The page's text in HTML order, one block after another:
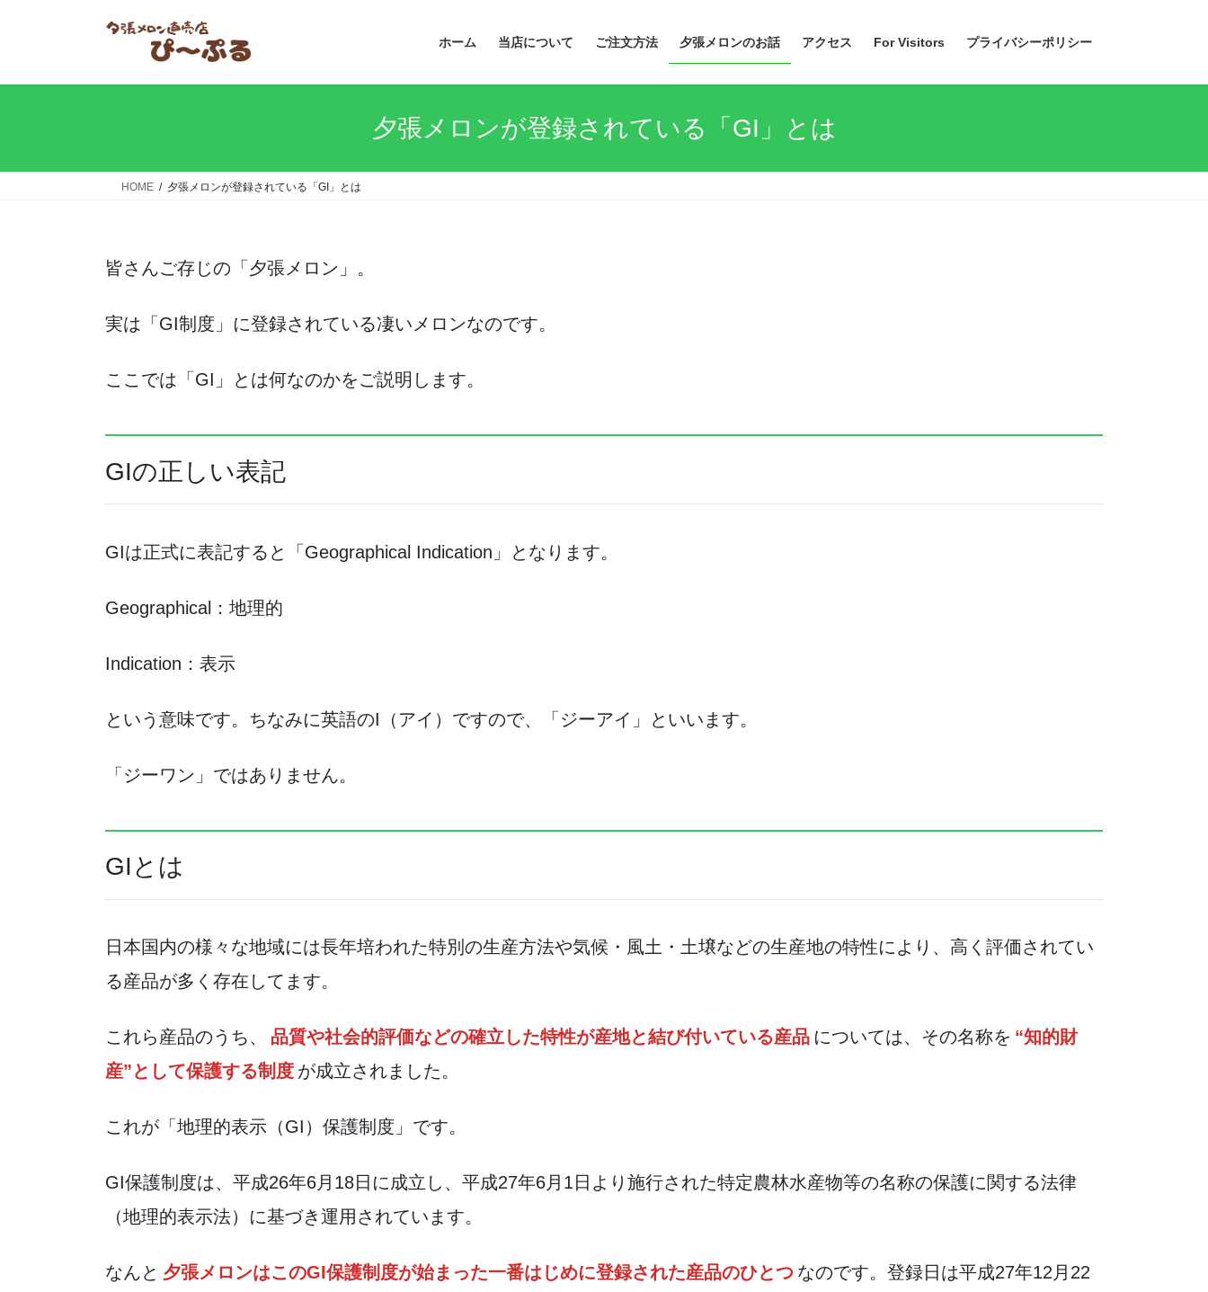
ホーム 当店について ご注文方法 夕張メロンのお話 アクセス For Visitors プライバシーポリシー
夕張メロンが登録されている「GI」とは
HOME 夕張メロンが登録されている「GI」とは
皆さんご存じの「夕張メロン」。
実は「GI制度」に登録されている凄いメロンなのです。
ここでは「GI」とは何なのかをご説明します。
GIの正しい表記
GIは正式に表記すると「Geographical Indication」となります。
Geographical：地理的
Indication：表示
という意味です。ちなみに英語のI（アイ）ですので、「ジーアイ」といいます。
「ジーワン」ではありません。
GIとは
日本国内の様々な地域には長年培われた特別の生産方法や気候・風土・土壌などの生産地の特性により、高く評価されてい
る産品が多く存在してます。
これら産品のうち、 品質や社会的評価などの確立した特性が産地と結び付いている産品 については、その名称を “知的財
産”として保護する制度 が成立されました。
これが「地理的表示（GI）保護制度」です。
GI保護制度は、平成26年6月18日に成立し、平成27年6月1日より施行された特定農林水産物等の名称の保護に関する法律
（地理的表示法）に基づき運用されています。
なんと 夕張メロンはこのGI保護制度が始まった一番はじめに登録された産品のひとつ なのです。登録日は平成27年12月22